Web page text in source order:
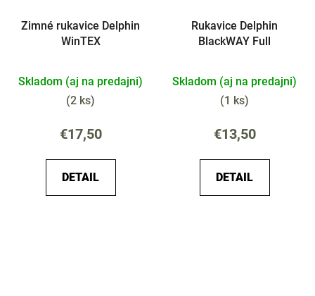
Zimné rukavice Delphin
WinTEX
Skladom (aj na predajni)
(2 ks)
€17,50
DETAIL
Rukavice Delphin
BlackWAY Full
Skladom (aj na predajni)
(1 ks)
€13,50
DETAIL